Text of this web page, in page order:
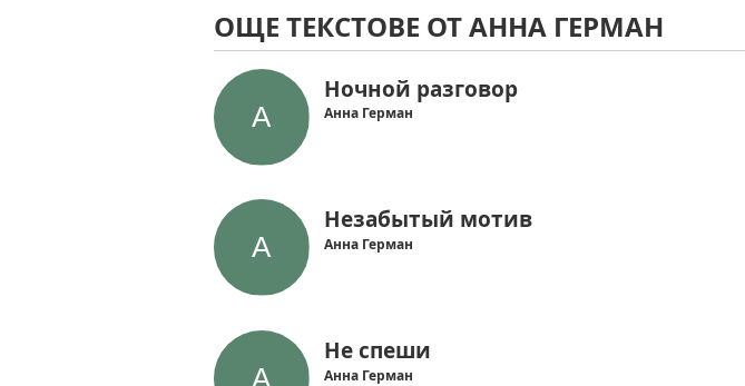
ОЩЕ ТЕКСТОВЕ ОТ АННА ГЕРМАН
Ночной разговор
Анна Герман
Незабытый мотив
Анна Герман
Не спеши
Анна Герман